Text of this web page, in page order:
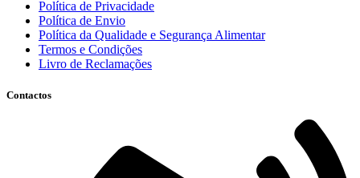
Política de Privacidade
Política de Envio
Política da Qualidade e Segurança Alimentar
Termos e Condições
Livro de Reclamações
Contactos